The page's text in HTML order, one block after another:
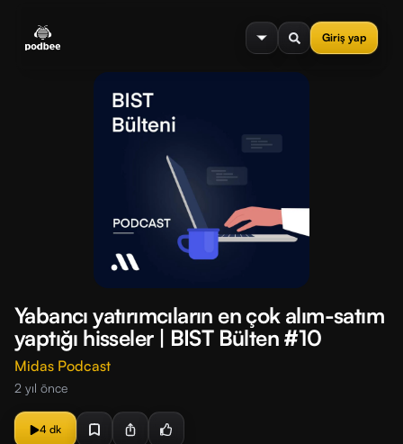
Giriş yap
menu
Yabancı yatırımcıların en çok alım-satım
yaptığı hisseler | BIST Bülten #10
Midas Podcast
2 yıl önce
4 dk